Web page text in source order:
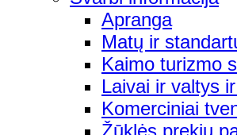
Apranga
Matų ir
Kaimo turizmo
Laivai ir valtys
Komerciniai
Žūklės prekių